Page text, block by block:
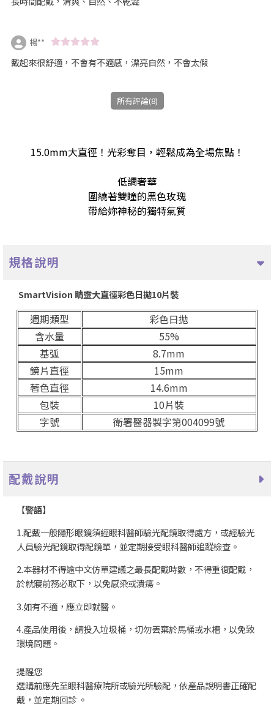
楊**
戴起來很舒適，不會有不適感，漂亮自然，不會太假
所有評論(8)
15.0mm大直徑！光彩奪目，輕鬆成為全場焦點！
低調奢華
圍繞著雙瞳的黑色玫瑰
帶給妳神秘的獨特氣質
規格說明
SmartVision 睛靈大直徑彩色日拋10片裝
週期類型
彩色日拋
含水量
55%
基弧
8.7mm
鏡片直徑
15mm
著色直徑
14.6mm
包裝
10片裝
字號
衛署醫器製字第004099號
配戴說明
【警語】
1.配戴一般隱形眼鏡須經眼科醫師驗光配鏡取得處方，或經驗光
人員驗光配鏡取得配鏡單，並定期接受眼科醫師追蹤檢查。
2.本器材不得逾中文仿單建議之最長配戴時數，不得重復配戴，
於就寢前務必取下，以免感染或潰瘍。
3.如有不適，應立即就醫。
4.產品使用後，請投入垃圾桶，切勿丟棄於馬桶或水槽，以免致
環境問題。
提醒您
選購前應先至眼科醫療院所或驗光所驗配，依產品說明書正確配
戴，並定期回診 。